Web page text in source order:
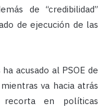
de “credibilidad”
de ejecución de las
acusado al PSOE de
va hacia atrás
recorta en políticas